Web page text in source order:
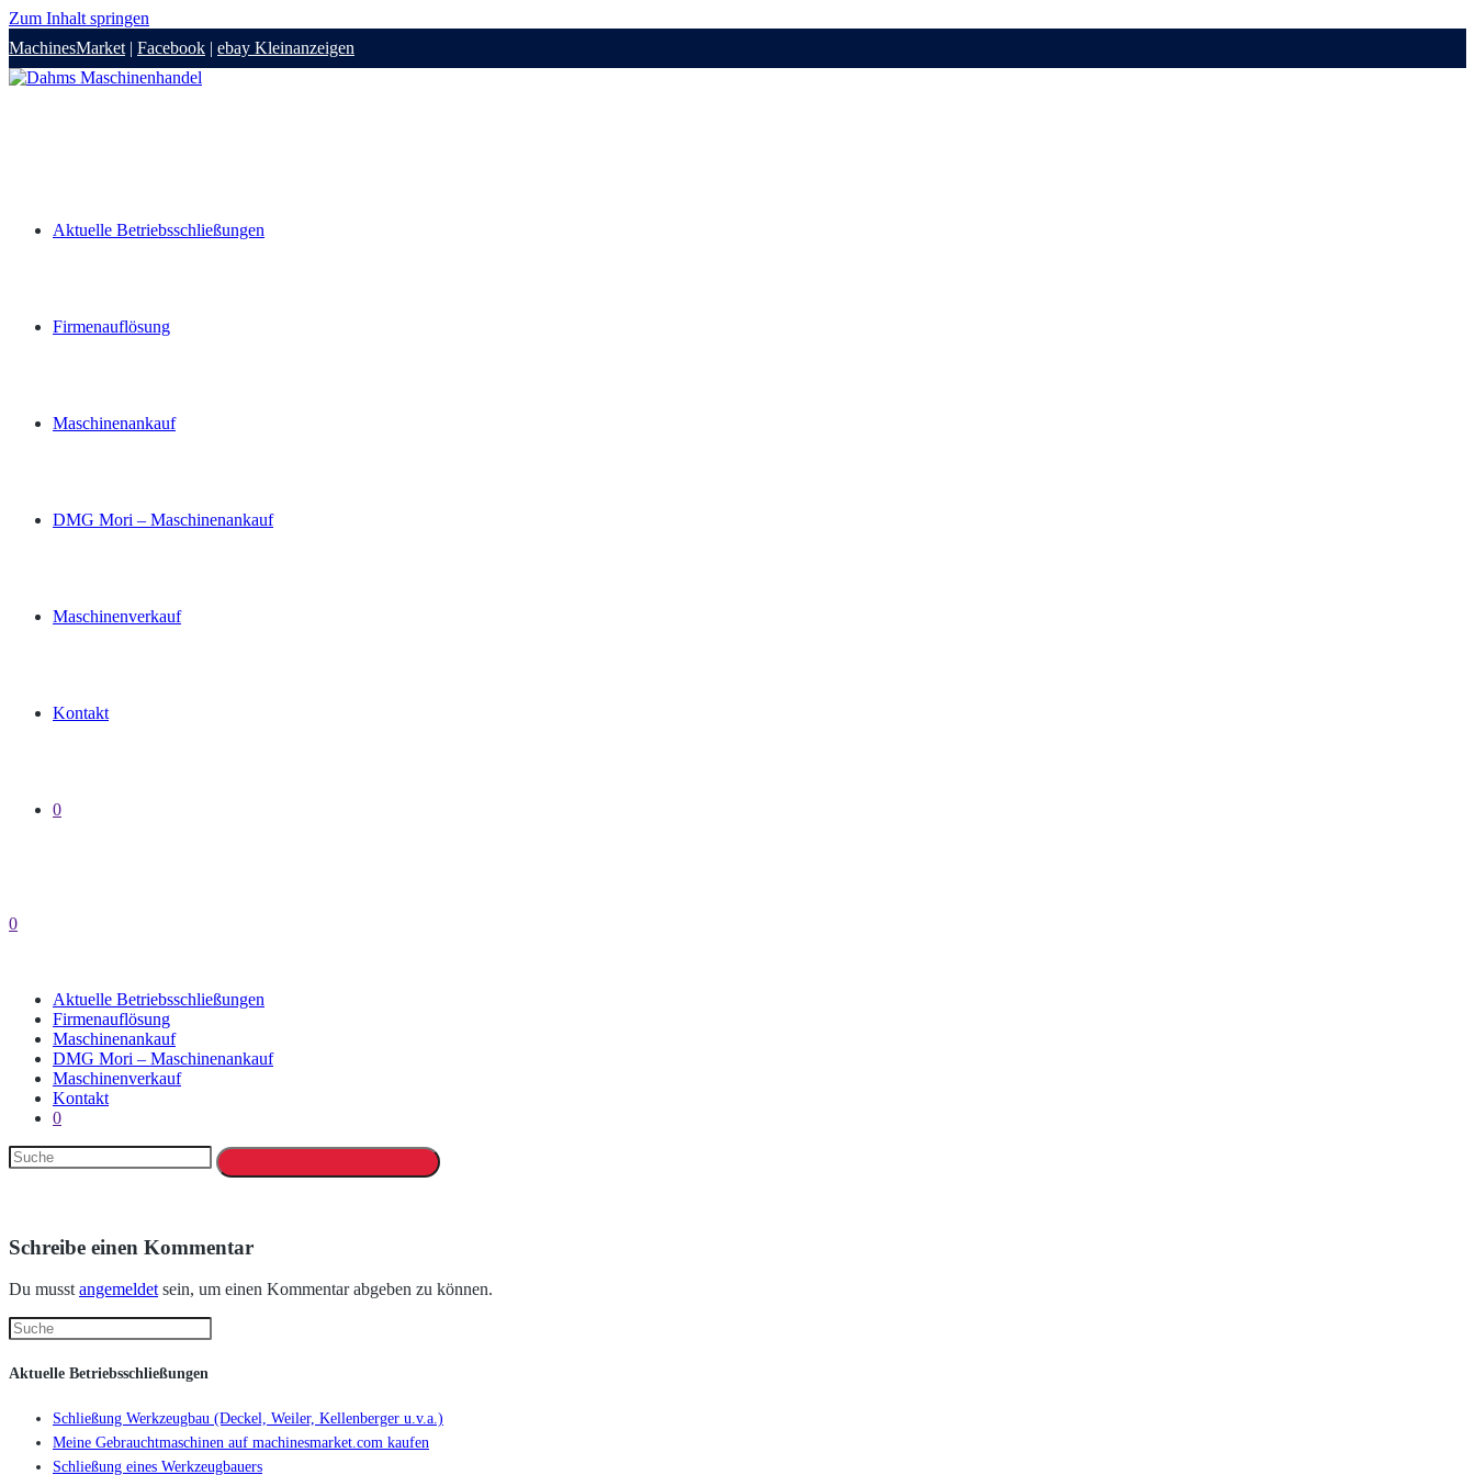
Zum Inhalt springen
MachinesMarket | Facebook | ebay Kleinanzeigen
Aktuelle Betriebsschließungen
Firmenauflösung
Maschinenankauf
DMG Mori – Maschinenankauf
Maschinenverkauf
Kontakt
0
0
Aktuelle Betriebsschließungen
Firmenauflösung
Maschinenankauf
DMG Mori – Maschinenankauf
Maschinenverkauf
Kontakt
0
Schreibe einen Kommentar
Du musstangemeldetsein, um einen Kommentar abgeben zu können.
Aktuelle Betriebsschließungen
Schließung Werkzeugbau (Deckel, Weiler, Kellenberger u.v.a.)
Meine Gebrauchtmaschinen auf machinesmarket.com kaufen
Schließung eines Werkzeugbauers